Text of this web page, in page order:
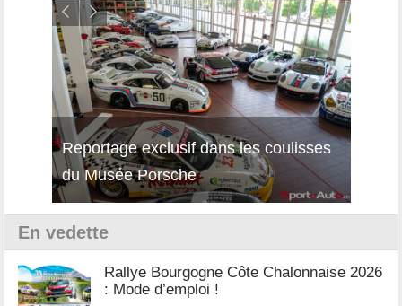
Reportage exclusif dans les coulisses
du Musée Porsche
Découverte de la nouvelle Ferrari
12Cilindri Manuale
En vedette
Rallye Bourgogne Côte Chalonnaise 2026
: Mode d’emploi !